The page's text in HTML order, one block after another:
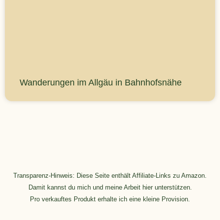
Wanderungen im Allgäu in Bahnhofsnähe
Transparenz-Hinweis: Diese Seite enthält Affiliate-Links zu Amazon.
Damit kannst du mich und meine Arbeit hier unterstützen.
Pro verkauftes Produkt erhalte ich eine kleine Provision.